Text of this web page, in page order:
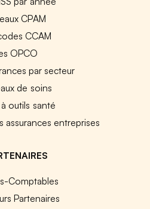
CPAM
CCAM
OPCO
par secteur
de soins
outils santé
assurances entreprises
Comptables
Partenaires